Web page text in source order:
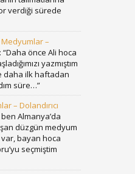
verdiği sürede
–
: “Daha önce Ali hoca
yazmıştım
daha ilk haftadan
süre…”
– Dolandırıcı
Almanya’da
düzgün medyum
bayan hoca
seçmiştim